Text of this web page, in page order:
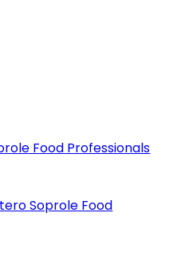
Food Professionals
Soprole Food